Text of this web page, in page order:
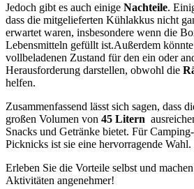
Jedoch gibt ‍es auch einige‌ Nachteile.
dass ⁤die mitgelieferten​ Kühlakkus nicht
erwartet waren, insbesondere wenn die
Lebensmitteln ‌gefüllt ist.Außerdem
vollbeladenen ⁢Zustand für den ​ein⁢ oder
Herausforderung darstellen, ​obwohl die
helfen.
Zusammenfassend ⁤lässt sich sagen, dass
großen Volumen von‍ 45 Litern
Snacks und Getränke bietet. Für
Picknicks ist sie ⁣eine hervorragende Wahl.
Erleben ⁣Sie die Vorteile‌ selbst und
Aktivitäten angenehmer!